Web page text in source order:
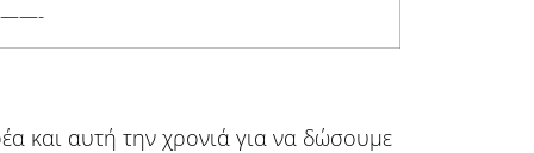
και αυτή την χρονιά για να δώσουμε